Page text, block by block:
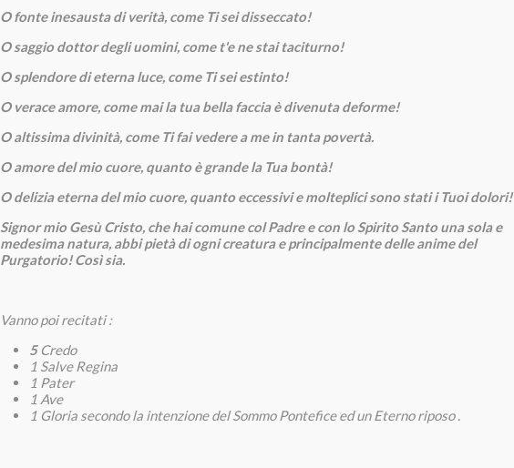
O fonte inesausta di verità, come Ti sei disseccato!
O saggio dottor degli uomini, come t'e ne stai taciturno!
O splendore di eterna luce, come Ti sei estinto!
O verace amore, come mai la tua bella faccia è divenuta deforme!
O altissima divinità, come Ti fai vedere a me in tanta po­vertà.
O amore del mio cuore, quanto è grande la Tua bontà!
O delizia eterna del mio cuo­re, quanto eccessivi e moltepli­ci sono stati i Tuoi dolori!
Signor mio Gesù Cristo, che hai comune col Padre e con lo Spirito Santo una sola e
mede­sima natura, abbi pietà di ogni creatura e principalmente del­le anime del
Purgatorio! Così sia.
Vanno poi recitati :
5Credo
1 Salve Regi­na
1 Pater
1 Ave
1 Gloria secondo la intenzione del Som­mo Pontefice ed un Eterno riposo .